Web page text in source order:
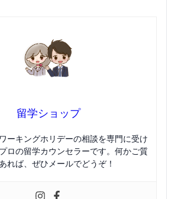
留学ショップ
ーキングホリデーの相談を専門に受け
ロの留学カウンセラーです。何かご質
れば、ぜひメールでどうぞ！